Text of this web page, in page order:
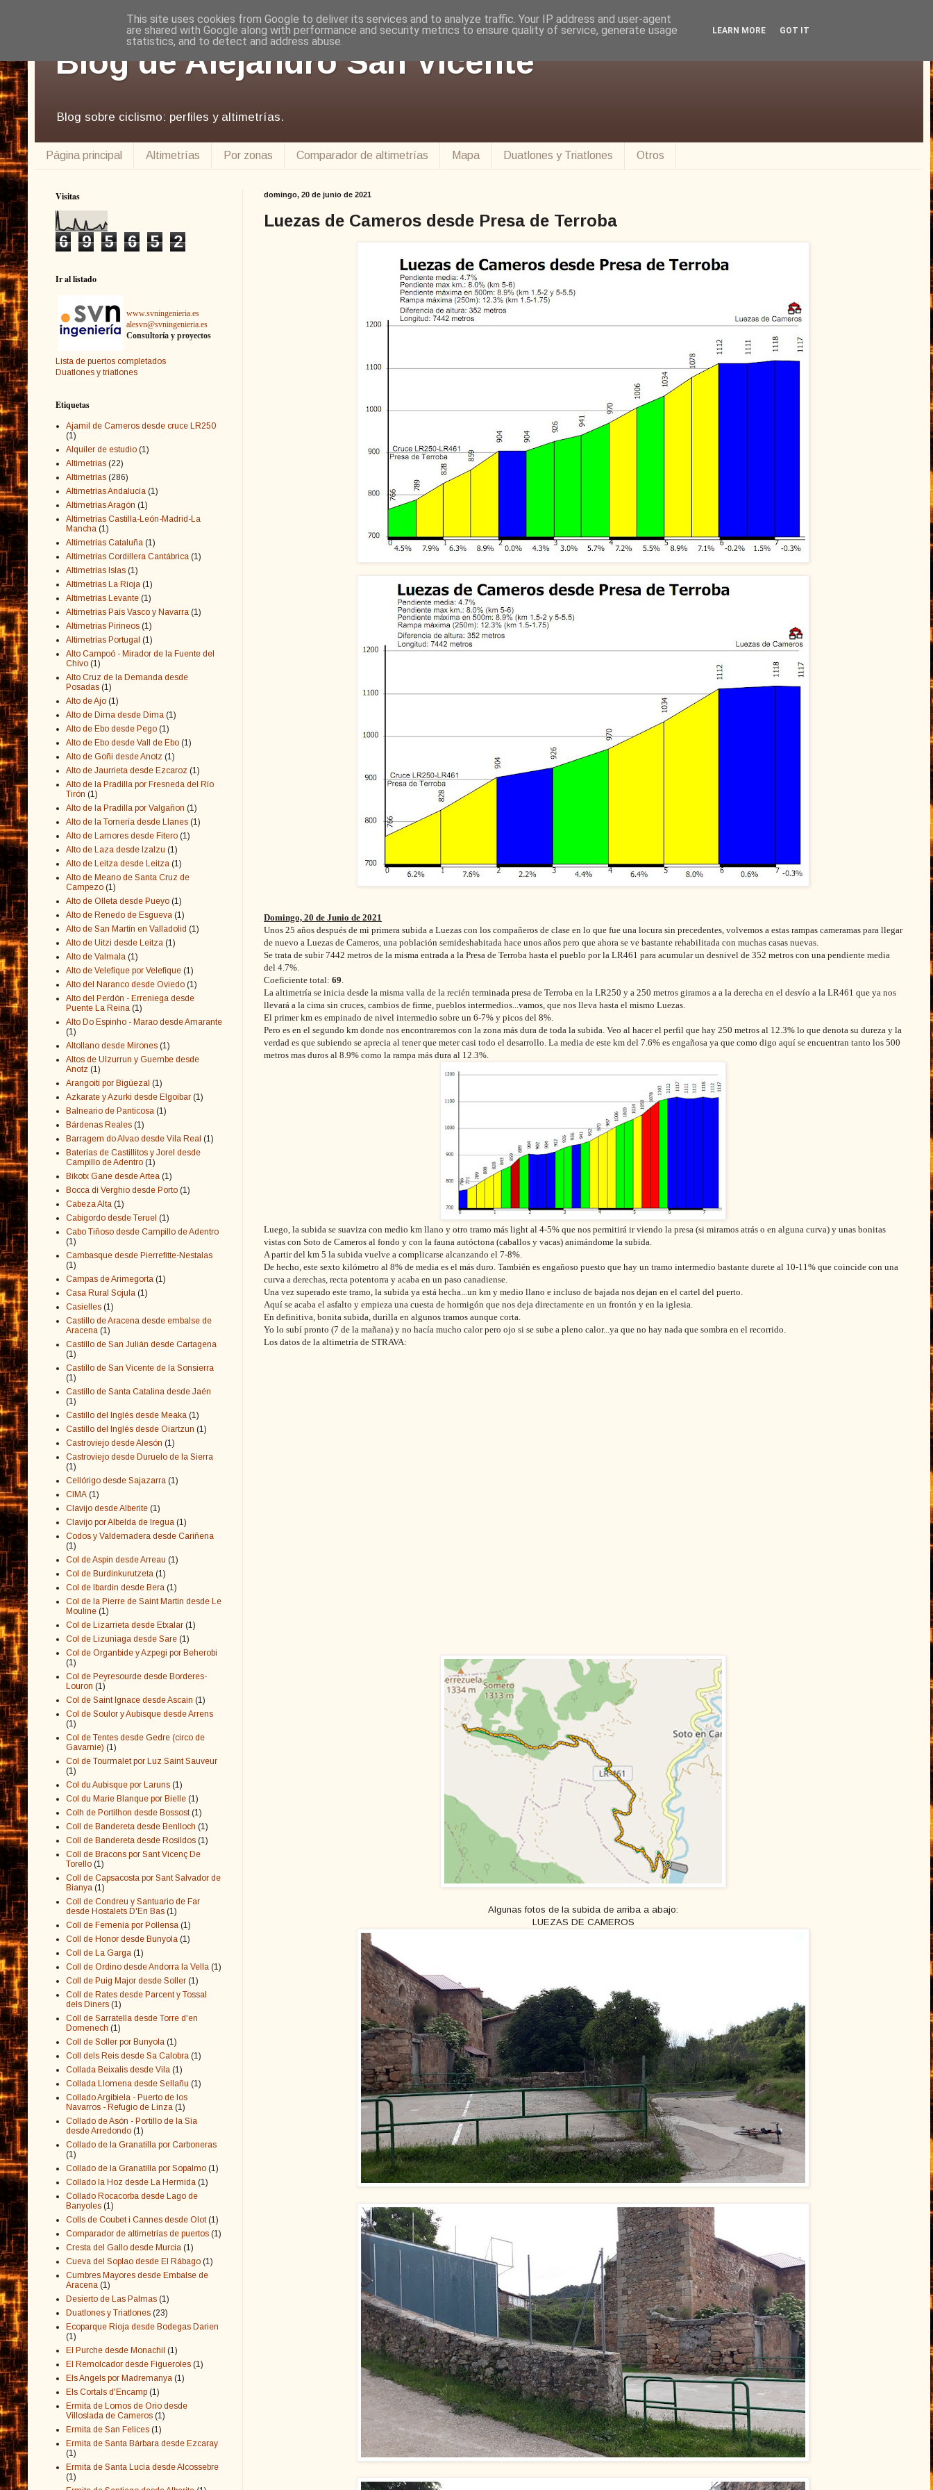
Blog de Alejandro San Vicente
Blog sobre ciclismo: perfiles y altimetrías.
Página principal Altimetrías Por zonas Comparador de altimetrías Mapa Duatlones y Triatlones Otros
domingo, 20 de junio de 2021
Luezas de Cameros desde Presa de Terroba
Domingo, 20 de Junio de 2021
Unos 25 años después de mi primera subida a Luezas con los compañeros de clase en lo que fue una locura sin precedentes, volvemos a estas rampas cameramas para llegar
de nuevo a Luezas de Cameros, una población semideshabitada hace unos años pero que ahora se ve bastante rehabilitada con muchas casas nuevas.
Se trata de subir 7442 metros de la misma entrada a la Presa de Terroba hasta el pueblo por la LR461 para acumular un desnivel de 352 metros con una pendiente media
del 4.7%.
Coeficiente total: 69.
La altimetría se inicia desde la misma valla de la recién terminada presa de Terroba en la LR250 y a 250 metros giramos a a la derecha en el desvío a la LR461 que ya nos
llevará a la cima sin cruces, cambios de firme, pueblos intermedios...vamos, que nos lleva hasta el mismo Luezas.
El primer km es empinado de nivel intermedio sobre un 6-7% y picos del 8%.
Pero es en el segundo km donde nos encontraremos con la zona más dura de toda la subida. Veo al hacer el perfil que hay 250 metros al 12.3% lo que denota su dureza y la
verdad es que subiendo se aprecia al tener que meter casi todo el desarrollo. La media de este km del 7.6% es engañosa ya que como digo aquí se encuentran tanto los 500
metros mas duros al 8.9% como la rampa más dura al 12.3%.
Luego, la subida se suaviza con medio km llano y otro tramo más light al 4-5% que nos permitirá ir viendo la presa (si miramos atrás o en alguna curva) y unas bonitas
vistas con Soto de Cameros al fondo y con la fauna autóctona (caballos y vacas) animándome la subida.
A partir del km 5 la subida vuelve a complicarse alcanzando el 7-8%.
De hecho, este sexto kilómetro al 8% de media es el más duro. También es engañoso puesto que hay un tramo intermedio bastante durete al 10-11% que coincide con una
curva a derechas, recta potentorra y acaba en un paso canadiense.
Una vez superado este tramo, la subida ya está hecha...un km y medio llano e incluso de bajada nos dejan en el cartel del puerto.
Aquí se acaba el asfalto y empieza una cuesta de hormigón que nos deja directamente en un frontón y en la iglesia.
En definitiva, bonita subida, durilla en algunos tramos aunque corta.
Yo lo subí pronto (7 de la mañana) y no hacía mucho calor pero ojo si se sube a pleno calor...ya que no hay nada que sombra en el recorrido.
Los datos de la altimetría de STRAVA:
Algunas fotos de la subida de arriba a abajo:
LUEZAS DE CAMEROS
Visitas
6 9 5 6 5 2
Ir al listado
www.svningenieria.es
alesvn@svningenieria.es
Consultoría y proyectos
Lista de puertos completados
Duatlones y triatlones
Etiquetas
Ajamil de Cameros desde cruce LR250
(1)
Alquiler de estudio (1)
Altimetrias (22)
Altimetrías (286)
Altimetrías Andalucía (1)
Altimetrías Aragón (1)
Altimetrías Castilla-León-Madrid-La
Mancha (1)
Altimetrías Cataluña (1)
Altimetrías Cordillera Cantábrica (1)
Altimetrías Islas (1)
Altimetrías La Rioja (1)
Altimetrías Levante (1)
Altimetrías País Vasco y Navarra (1)
Altimetrias Pirineos (1)
Altimetrías Portugal (1)
Alto Campoó - Mirador de la Fuente del
Chivo (1)
Alto Cruz de la Demanda desde
Posadas (1)
Alto de Ajo (1)
Alto de Dima desde Dima (1)
Alto de Ebo desde Pego (1)
Alto de Ebo desde Vall de Ebo (1)
Alto de Goñi desde Anotz (1)
Alto de Jaurrieta desde Ezcaroz (1)
Alto de la Pradilla por Fresneda del Río
Tirón (1)
Alto de la Pradilla por Valgañon (1)
Alto de la Tornería desde Llanes (1)
Alto de Lamores desde Fitero (1)
Alto de Laza desde Izalzu (1)
Alto de Leitza desde Leitza (1)
Alto de Meano de Santa Cruz de
Campezo (1)
Alto de Olleta desde Pueyo (1)
Alto de Renedo de Esgueva (1)
Alto de San Martín en Valladolid (1)
Alto de Uitzi desde Leitza (1)
Alto de Valmala (1)
Alto de Velefique por Velefique (1)
Alto del Naranco desde Oviedo (1)
Alto del Perdón - Erreniega desde
Puente La Reina (1)
Alto Do Espinho - Marao desde Amarante
(1)
Altollano desde Mirones (1)
Altos de Ulzurrun y Guembe desde
Anotz (1)
Arangoiti por Bigüezal (1)
Azkarate y Azurki desde Elgoibar (1)
Balneario de Panticosa (1)
Bárdenas Reales (1)
Barragem do Alvao desde Vila Real (1)
Baterías de Castillitos y Jorel desde
Campillo de Adentro (1)
Bikotx Gane desde Artea (1)
Bocca di Verghio desde Porto (1)
Cabeza Alta (1)
Cabigordo desde Teruel (1)
Cabo Tiñoso desde Campillo de Adentro
(1)
Cambasque desde Pierrefitte-Nestalas
(1)
Campas de Arimegorta (1)
Casa Rural Sojula (1)
Casielles (1)
Castillo de Aracena desde embalse de
Aracena (1)
Castillo de San Julián desde Cartagena
(1)
Castillo de San Vicente de la Sonsierra
(1)
Castillo de Santa Catalina desde Jaén
(1)
Castillo del Inglés desde Meaka (1)
Castillo del Inglés desde Oiartzun (1)
Castroviejo desde Alesón (1)
Castroviejo desde Duruelo de la Sierra
(1)
Cellórigo desde Sajazarra (1)
CIMA (1)
Clavijo desde Alberite (1)
Clavijo por Albelda de Iregua (1)
Codos y Valdemadera desde Cariñena
(1)
Col de Aspin desde Arreau (1)
Col de Burdinkurutzeta (1)
Col de Ibardin desde Bera (1)
Col de la Pierre de Saint Martin desde Le
Mouline (1)
Col de Lizarrieta desde Etxalar (1)
Col de Lizuniaga desde Sare (1)
Col de Organbide y Azpegi por Beherobi
(1)
Col de Peyresourde desde Borderes-
Louron (1)
Col de Saint Ignace desde Ascain (1)
Col de Soulor y Aubisque desde Arrens
(1)
Col de Tentes desde Gedre (circo de
Gavarnie) (1)
Col de Tourmalet por Luz Saint Sauveur
(1)
Col du Aubisque por Laruns (1)
Col du Marie Blanque por Bielle (1)
Colh de Portilhon desde Bossost (1)
Coll de Bandereta desde Benlloch (1)
Coll de Bandereta desde Rosildos (1)
Coll de Bracons por Sant Vicenç De
Torello (1)
Coll de Capsacosta por Sant Salvador de
Bianya (1)
Coll de Condreu y Santuario de Far
desde Hostalets D'En Bas (1)
Coll de Femenía por Pollensa (1)
Coll de Honor desde Bunyola (1)
Coll de La Garga (1)
Coll de Ordino desde Andorra la Vella (1)
Coll de Puig Major desde Soller (1)
Coll de Rates desde Parcent y Tossal
dels Diners (1)
Coll de Sarratella desde Torre d'en
Domenech (1)
Coll de Soller por Bunyola (1)
Coll dels Reis desde Sa Calobra (1)
Collada Beixalis desde Vila (1)
Collada Llomena desde Sellañu (1)
Collado Argibiela - Puerto de los
Navarros - Refugio de Linza (1)
Collado de Asón - Portillo de la Sía
desde Arredondo (1)
Collado de la Granatilla por Carboneras
(1)
Collado de la Granatilla por Sopalmo (1)
Collado la Hoz desde La Hermida (1)
Collado Rocacorba desde Lago de
Banyoles (1)
Colls de Coubet i Cannes desde Olot (1)
Comparador de altimetrías de puertos (1)
Cresta del Gallo desde Murcia (1)
Cueva del Soplao desde El Rábago (1)
Cumbres Mayores desde Embalse de
Aracena (1)
Desierto de Las Palmas (1)
Duatlones y Triatlones (23)
Ecoparque Rioja desde Bodegas Darien
(1)
El Purche desde Monachil (1)
El Remolcador desde Figueroles (1)
Els Angels por Madremanya (1)
Els Cortals d'Encamp (1)
Ermita de Lomos de Orio desde
Villoslada de Cameros (1)
Ermita de San Felices (1)
Ermita de Santa Bárbara desde Ezcaray
(1)
Ermita de Santa Lucía desde Alcossebre
(1)
This site uses cookies from Google to deliver its services and to analyze traffic. Your IP address and user-agent
are shared with Google along with performance and security metrics to ensure quality of service, generate usage
statistics, and to detect and address abuse.
LEARN MORE GOT IT